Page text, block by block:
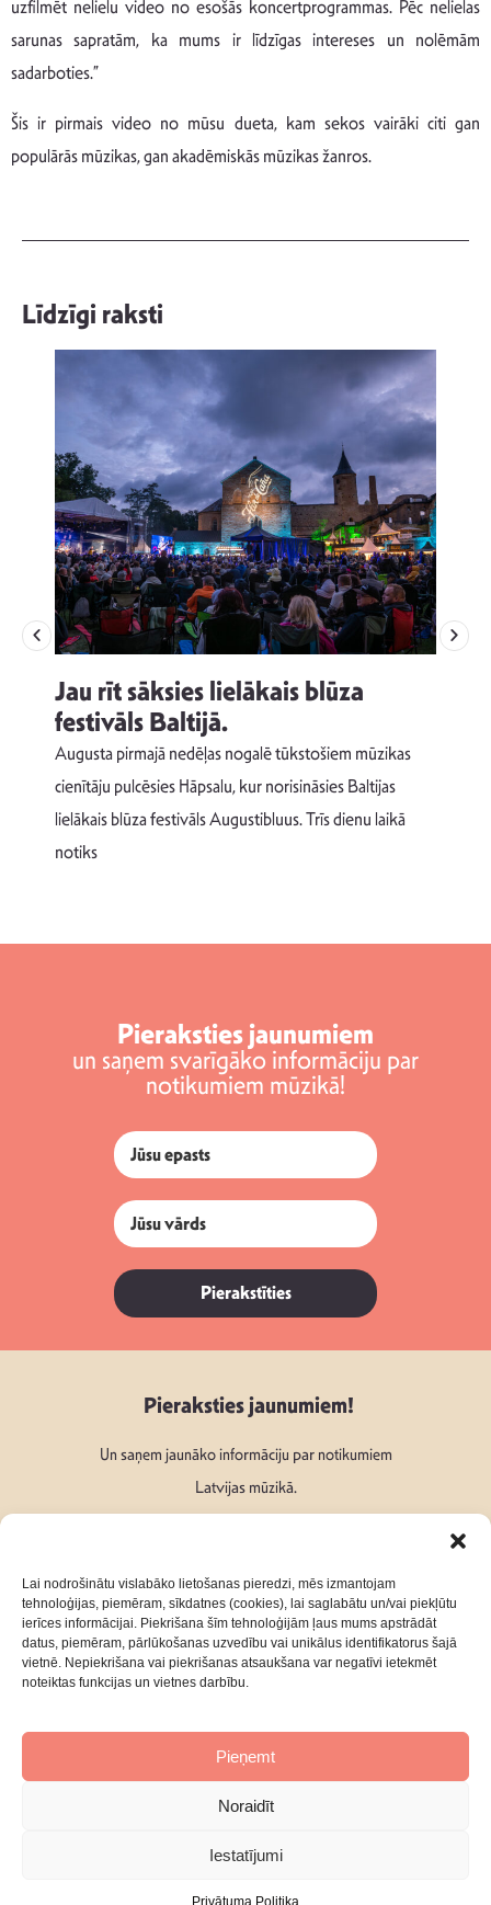
Lai nodrošinātu vislabāko lietošanas pieredzi, mēs izmantojam
tehnoloģijas, piemēram, sīkdatnes (cookies), lai saglabātu un/vai piekļūtu
ierīces informācijai. Piekrišana šīm tehnoloģijām ļaus mums apstrādāt
datus, piemēram, pārlūkošanas uzvedību vai unikālus identifikatorus šajā
vietnē. Nepiekrišana vai piekrišanas atsaukšana var negatīvi ietekmēt
noteiktas funkcijas un vietnes darbību.
Pieņemt
Noraidīt
Iestatījumi
Privātuma Politika
uzfilmēt nelielu video no esošās koncertprogrammas. Pēc nelielas
sarunas sapratām, ka mums ir līdzīgas intereses un nolēmām
sadarboties.”
Šis ir pirmais video no mūsu dueta, kam sekos vairāki citi gan
populārās mūzikas, gan akadēmiskās mūzikas žanros.
Līdzīgi raksti
Jau rīt sāksies lielākais blūza
festivāls Baltijā.
Augusta pirmajā nedēļas nogalē tūkstošiem mūzikas
cienītāju pulcēsies Hāpsalu, kur norisināsies Baltijas
lielākais blūza festivāls Augustibluus. Trīs dienu laikā
notiks
Pieraksties jaunumiem
un saņem svarīgāko informāciju par
notikumiem mūzikā!
Pierakstīties
Pieraksties jaunumiem!
Un saņem jaunāko informāciju par notikumiem
Latvijas mūzikā.
Seko mums:
Par mumsKontakti